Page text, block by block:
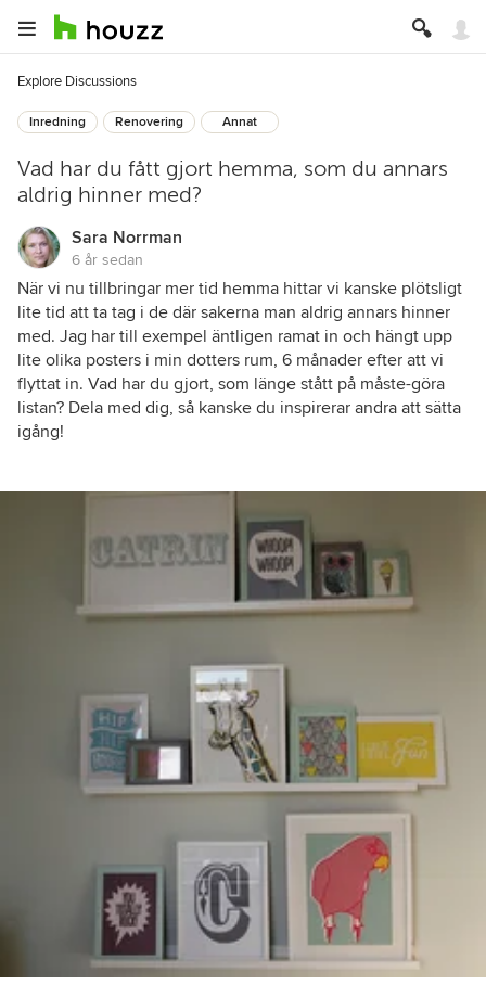
Explore Discussions
Inredning Renovering Annat
Vad har du fått gjort hemma, som du annars
aldrig hinner med?
Sara Norrman
6 år sedan
När vi nu tillbringar mer tid hemma hittar vi kanske plötsligt
lite tid att ta tag i de där sakerna man aldrig annars hinner
med. Jag har till exempel äntligen ramat in och hängt upp
lite olika posters i min dotters rum, 6 månader efter att vi
flyttat in. Vad har du gjort, som länge stått på måste-göra
listan? Dela med dig, så kanske du inspirerar andra att sätta
igång!